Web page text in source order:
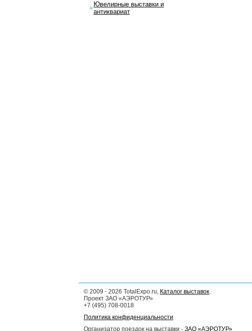
Ювелирные выставки и
антиквариат
© 2009 - 2026 TotalExpo.ru, Каталог выставок.
Проект ЗАО «АЭРОТУР»
+7 (495) 708-0018
Политика конфиденциальности
Организатор поездок на выставки - ЗАО «АЭРОТУР»